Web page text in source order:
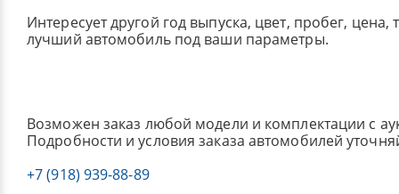
Интересует другой год выпуска, цвет, пробег,
лучший автомобиль под ваши параметры.
Возможен заказ любой модели и комплектации с
Подробности и условия заказа автомобилей
+7 (918) 939-88-89